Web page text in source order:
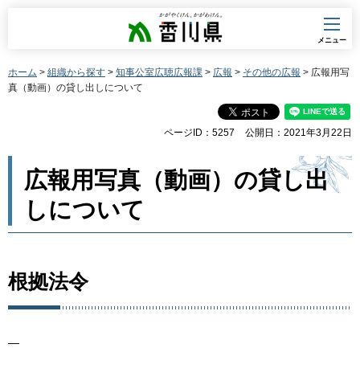
香川県
メニュー
ホーム > 組織から探す > 知事公室広聴広報課 > 広報 > その他の広報 > 広報用写
真（動画）の貸し出しについて
ページID：5257 公開日：2021年3月22日
広報用写真（動画）の貸し出
しについて
根拠法令
―